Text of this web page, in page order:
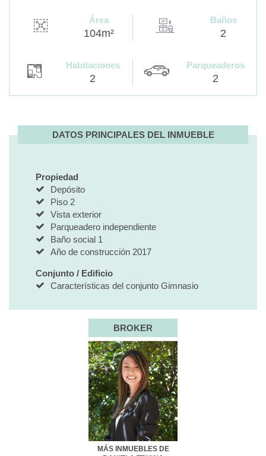
Área
104m²
Baños
2
Habitaciones
2
Parqueaderos
2
DATOS PRINCIPALES DEL INMUEBLE
Propiedad
Depósito
Piso 2
Vista exterior
Parqueadero independiente
Baño social 1
Año de construcción 2017
Conjunto / Edificio
Características del conjunto Gimnasio
BROKER
MÁS INMUEBLES DE